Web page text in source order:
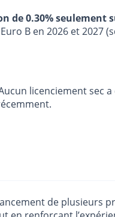
de 0.30% seulement
B en 2026 et 2027
licenciement
de plusieurs